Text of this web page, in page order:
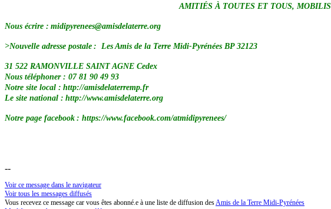
AMITIÉS À TOUTES ET TOUS, MOBILISONS,
Nous écrire : midipyrenees@amisdelaterre.org
>Nouvelle adresse postale : Les Amis de la Terre Midi-Pyrénées BP 32123
31 522 RAMONVILLE SAINT AGNE Cedex
Nous téléphoner : 07 81 90 49 93
Notre site local : http://amisdelaterremp.fr
Le site national : http://www.amisdelaterre.org
Notre page facebook : https://www.facebook.com/atmidipyrenees/
--
Voir ce message dans le navigateur
Voir tous les messages diffusés
Vous recevez ce message car vous êtes abonné.e à une liste de diffusion desAmis de la Terre Midi-Pyrénées